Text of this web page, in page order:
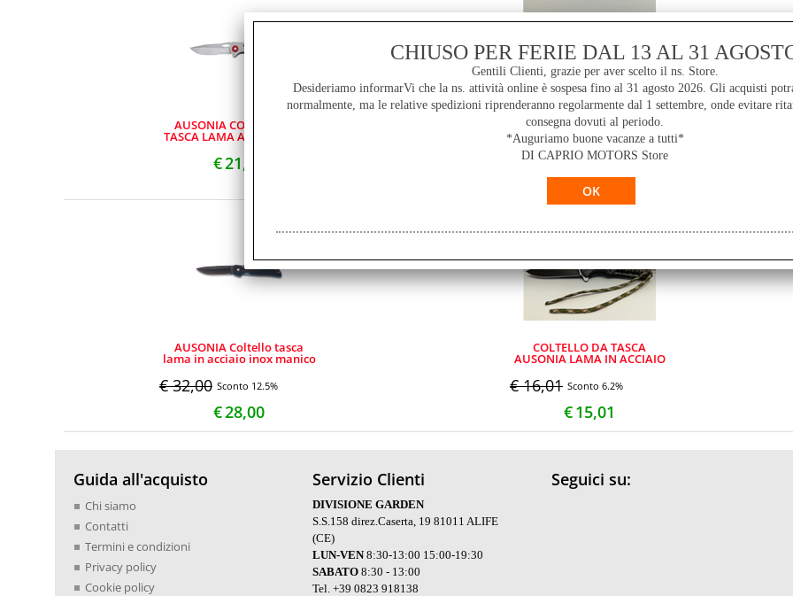
AUSONIA COLTELLO DA
TASCA LAMA ACCIAIO INOX
PALISSANDRO
€21,00
COLTELLO DA TASCA
AUSONIA LAMA ACCIAIO
INOX E MANICO IN
ALLUMINIO CM 19,5
€24,00
AUSONIA Coltello tasca
lama in acciaio inox manico
€ 32,00 Sconto 12.5%
€28,00
COLTELLO DA TASCA
AUSONIA LAMA IN ACCIAIO
ALLUMINIO
€ 16,01 Sconto 6.2%
€15,01
Guida all'acquisto
Chi siamo
Contatti
Termini e condizioni
Privacy policy
Cookie policy
Servizio Clienti
DIVISIONE GARDEN
S.S.158 direz.Caserta, 19 81011 ALIFE
(CE)
LUN-VEN8:30-13:00 15:00-19:30
SABATO 8:30 - 13:00
Tel. +39 0823 918138
Seguici su:
CHIUSO PER FERIE DAL 13 AL 31
Gentili Clienti, grazie per aver scelto il ns. Store.
Desideriamo informarVi che la ns. attività online è sospesa fino al 31 agosto 2026. Gli acquisti
normalmente, ma le relative spedizioni riprenderanno regolarmente dal 1 settembre, onde evitare
consegna dovuti al periodo.
*Auguriamo buone vacanze a tutti*
DI CAPRIO MOTORS Store